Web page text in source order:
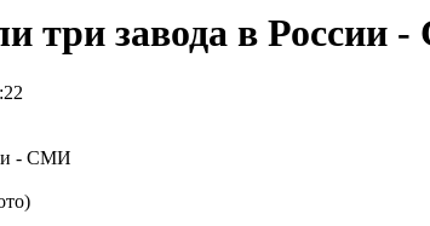
три завода в России